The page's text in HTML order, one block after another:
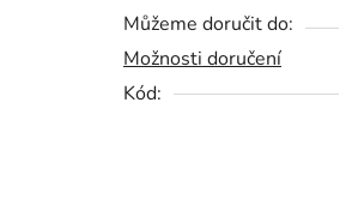
Můžeme doručit do:
Možnosti doručení
Kód: